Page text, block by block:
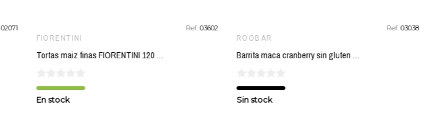
02071
Ref:03602
FIORENTINI
Tortas maiz finas FIORENTINI 120 gr BIO
En stock
Ref:03038
ROOBAR
Barrita maca cranberry sin gluten ROOBAR 30 gr
Sin stock